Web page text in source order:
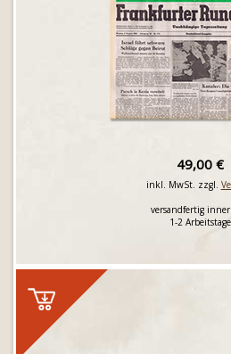
49,00 €
inkl. MwSt. zzgl.
versandfertig
1-2 Arbeitstage